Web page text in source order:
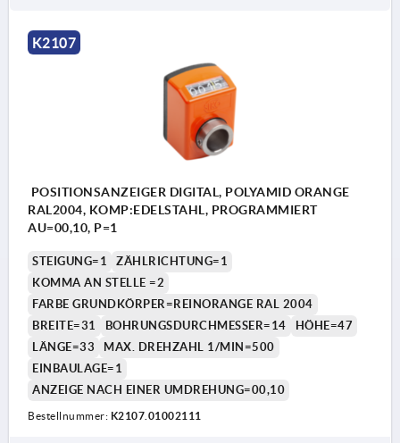
K2107
POSITIONSANZEIGER DIGITAL, POLYAMID ORANGE
RAL2004, KOMP:EDELSTAHL, PROGRAMMIERT
AU=00,10, P=1
STEIGUNG=1
ZÄHLRICHTUNG=1
KOMMA AN STELLE =2
FARBE GRUNDKÖRPER=REINORANGE RAL 2004
BREITE=31
BOHRUNGSDURCHMESSER=14
HÖHE=47
LÄNGE=33
MAX. DREHZAHL 1/MIN=500
EINBAULAGE=1
ANZEIGE NACH EINER UMDREHUNG=00,10
Bestellnummer: K2107.01002111